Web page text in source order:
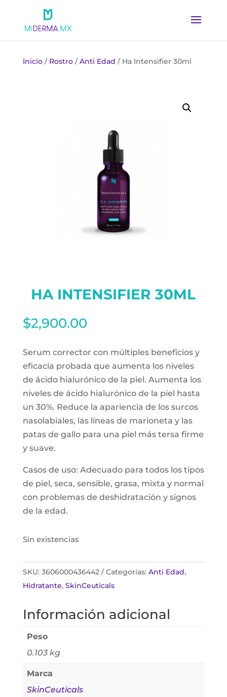
Inicio/ Rostro/Anti Edad / Ha Intensifier 30ml
HA INTENSIFIER 30ML
$2,900.00
Serum corrector con múltiples beneficios y
eficacia probada que aumenta los niveles
de ácido hialurónico de la piel. Aumenta los
niveles de ácido hialurónico de la piel hasta
un 30%. Reduce la apariencia de los surcos
nasolabiales, las líneas de marioneta y las
patas de gallo para una piel más tersa firme
y suave.
Casos de uso: Adecuado para todos los tipos
de piel, seca, sensible, grasa, mixta y normal
con problemas de deshidratación y signos
de la edad.
Sin existencias
SKU: 3606000436442 Categorías: Anti Edad,
Hidratante, SkinCeuticals
Información adicional
Peso
0.103 kg
Marca
SkinCeuticals